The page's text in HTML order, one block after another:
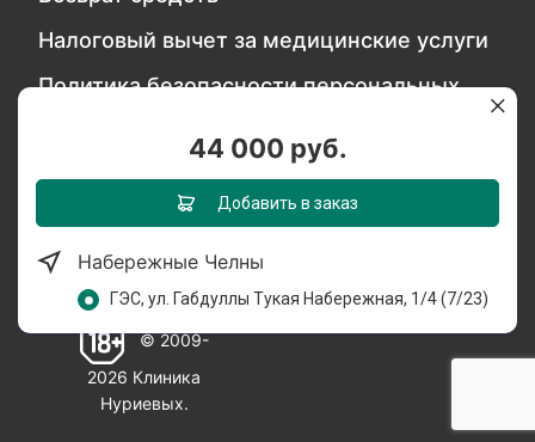
44 000 руб.
Добавить в заказ
Набережные Челны
ГЭС, ул. Габдуллы Тукая Набережная, 1/4 (7/23)
Налоговый вычет за медицинские услуги
Политика безопасности персональных
Обратитесь в службу качества
Мы в социальных сетях:
© 2009-
2026 Клиника
Нуриевых.